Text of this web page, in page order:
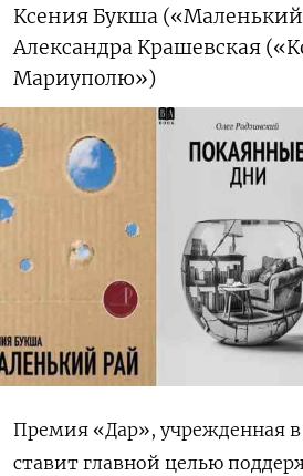
Ксения Букша
Александра Крашевская
Мариуполю»)
Премия «Дар», учрежденная
ставит главной целью